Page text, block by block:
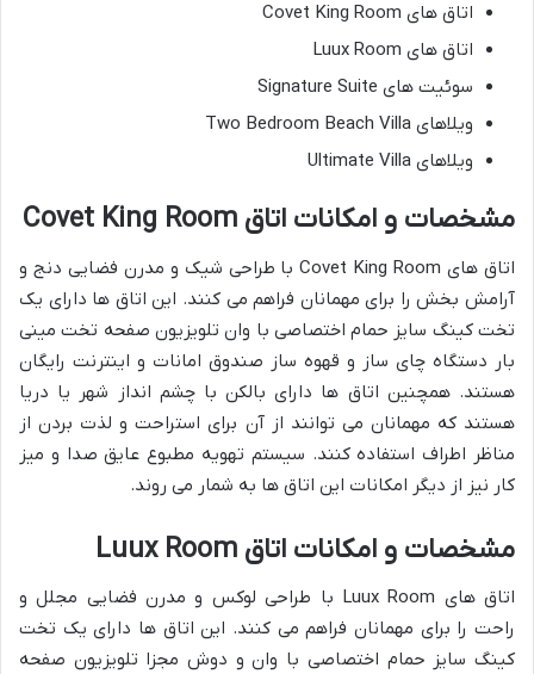
اتاق های Covet King Room
اتاق های Luux Room
سوئیت های Signature Suite
ویلاهای Two Bedroom Beach Villa
ویلاهای Ultimate Villa
مشخصات و امکانات اتاق Covet King Room
اتاق های Covet King Room با طراحی شیک و مدرن فضایی دنج و
آرامش بخش را برای مهمانان فراهم می کنند. این اتاق ها دارای یک
تخت کینگ سایز حمام اختصاصی با وان تلویزیون صفحه تخت مینی
بار دستگاه چای ساز و قهوه ساز صندوق امانات و اینترنت رایگان
هستند. همچنین اتاق ها دارای بالکن با چشم انداز شهر یا دریا
هستند که مهمانان می توانند از آن برای استراحت و لذت بردن از
مناظر اطراف استفاده کنند. سیستم تهویه مطبوع عایق صدا و میز
کار نیز از دیگر امکانات این اتاق ها به شمار می روند.
مشخصات و امکانات اتاق Luux Room
اتاق های Luux Room با طراحی لوکس و مدرن فضایی مجلل و
راحت را برای مهمانان فراهم می کنند. این اتاق ها دارای یک تخت
کینگ سایز حمام اختصاصی با وان و دوش مجزا تلویزیون صفحه